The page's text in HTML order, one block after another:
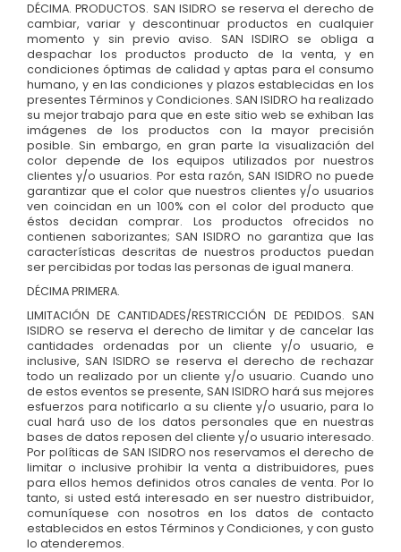
DÉCIMA. PRODUCTOS. SAN ISIDRO se reserva el derecho de
cambiar, variar y descontinuar productos en cualquier
momento y sin previo aviso. SAN ISDIRO se obliga a
despachar los productos producto de la venta, y en
condiciones óptimas de calidad y aptas para el consumo
humano, y en las condiciones y plazos establecidas en los
presentes Términos y Condiciones. SAN ISIDRO ha realizado
su mejor trabajo para que en este sitio web se exhiban las
imágenes de los productos con la mayor precisión
posible. Sin embargo, en gran parte la visualización del
color depende de los equipos utilizados por nuestros
clientes y/o usuarios. Por esta razón, SAN ISIDRO no puede
garantizar que el color que nuestros clientes y/o usuarios
ven coincidan en un 100% con el color del producto que
éstos decidan comprar. Los productos ofrecidos no
contienen saborizantes; SAN ISIDRO no garantiza que las
características descritas de nuestros productos puedan
ser percibidas por todas las personas de igual manera.
DÉCIMA PRIMERA.
LIMITACIÓN DE CANTIDADES/RESTRICCIÓN DE PEDIDOS. SAN
ISIDRO se reserva el derecho de limitar y de cancelar las
cantidades ordenadas por un cliente y/o usuario, e
inclusive, SAN ISIDRO se reserva el derecho de rechazar
todo un realizado por un cliente y/o usuario. Cuando uno
de estos eventos se presente, SAN ISIDRO hará sus mejores
esfuerzos para notificarlo a su cliente y/o usuario, para lo
cual hará uso de los datos personales que en nuestras
bases de datos reposen del cliente y/o usuario interesado.
Por políticas de SAN ISIDRO nos reservamos el derecho de
limitar o inclusive prohibir la venta a distribuidores, pues
para ellos hemos definidos otros canales de venta. Por lo
tanto, si usted está interesado en ser nuestro distribuidor,
comuníquese con nosotros en los datos de contacto
establecidos en estos Términos y Condiciones, y con gusto
lo atenderemos.